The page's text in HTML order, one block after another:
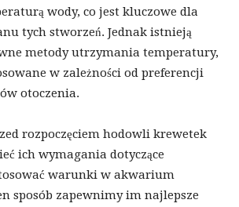
wody, co jest kluczowe dla
tych stworzeń. Jednak istnieją
metody utrzymania temperatury,
w zależności od preferencji
otoczenia.
rozpoczęciem hodowli krewetek
ich wymagania dotyczące
warunki w akwarium
sposób zapewnimy im najlepsze